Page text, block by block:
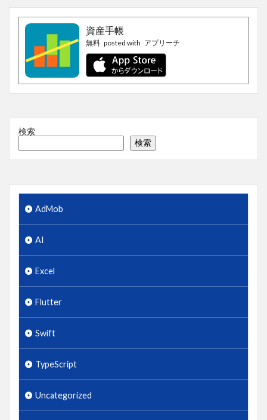
資産手帳
無料 posted with アプリーチ
検索
検索
AdMob
AI
Excel
Flutter
Swift
TypeScript
Uncategorized